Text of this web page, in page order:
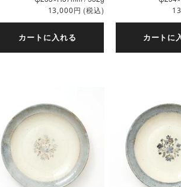
13,000円 (税込)
カートに入れる カートに